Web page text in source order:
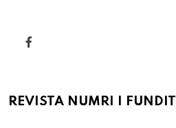
REVISTA NUMRI I FUNDIT